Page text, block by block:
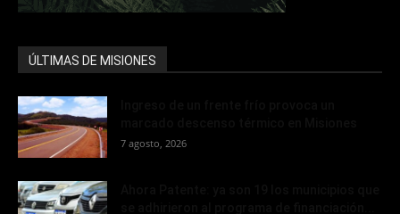
ÚLTIMAS DE MISIONES
7 agosto, 2026